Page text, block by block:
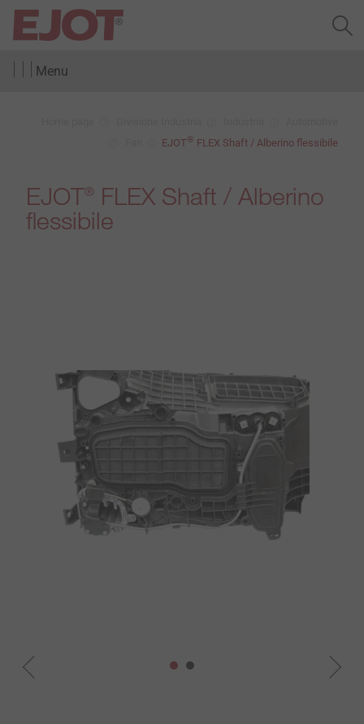
Menu
EJOT® FLEX Shaft / Alberino flessibile
EJOT® FLEX Shaft / Alberino
flessibile